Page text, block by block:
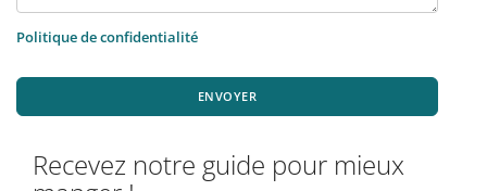
Politique de confidentialité
ENVOYER
Recevez notre guide pour mieux